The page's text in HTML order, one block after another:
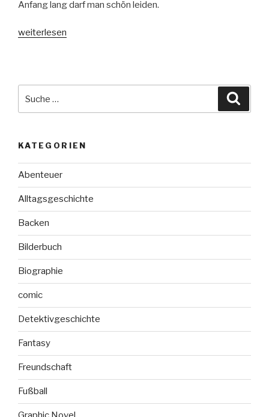
Anfang lang darf man schön leiden.
„Federleicht.
Wind“
weiterlesen
nach:
KATEGORIEN
Abenteuer
Alltagsgeschichte
Backen
Bilderbuch
Biographie
comic
Detektivgeschichte
Fantasy
Freundschaft
Fußball